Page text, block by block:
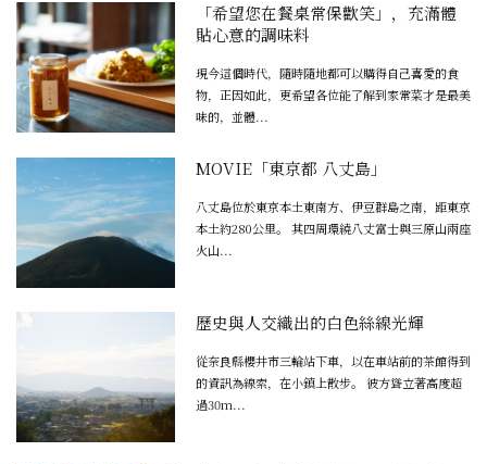
「希望您在餐桌常保歡笑」，充滿體
貼心意的調味料
現今這個時代，隨時隨地都可以購得自己喜愛的食
物，正因如此，更希望各位能了解到家常菜才是最美
味的，並體...
MOVIE「東京都 八丈島」
八丈島位於東京本土東南方、伊豆群島之南，距東京
本土約280公里。 其四周環繞八丈富士與三原山兩座
火山...
歷史與人交織出的白色絲線光輝
從奈良縣櫻井市三輪站下車，以在車站前的茶館得到
的資訊為線索，在小鎮上散步。 彼方聳立著高度超
過30m...